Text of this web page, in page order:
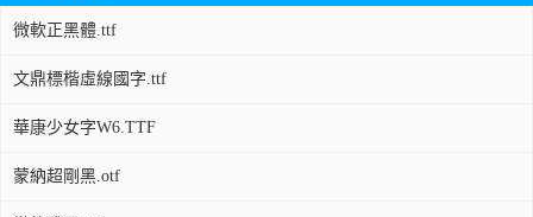
微軟正黑體.ttf
文鼎標楷虛線國字.ttf
華康少女字W6.TTF
蒙納超剛黑.otf